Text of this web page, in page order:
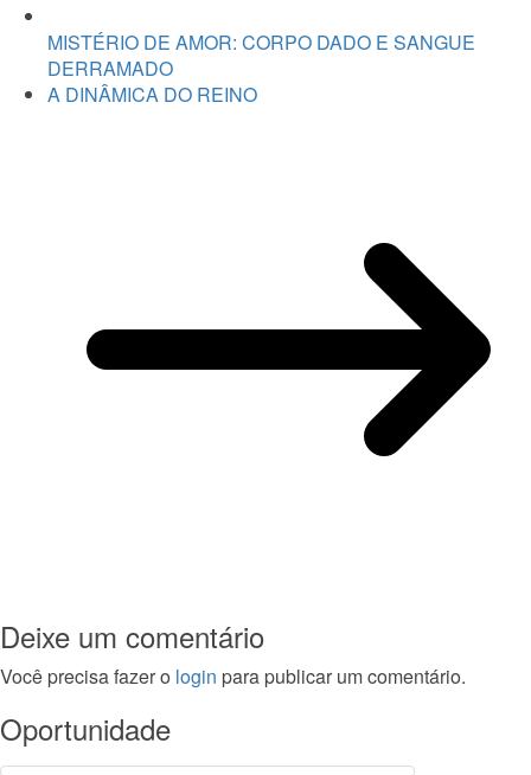
MISTÉRIO DE AMOR: CORPO DADO E SANGUE
DERRAMADO
A DINÂMICA DO REINO
Deixe um comentário
Você precisa fazer o login para publicar um comentário.
Oportunidade